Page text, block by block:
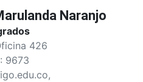
Naranjo
426
9673